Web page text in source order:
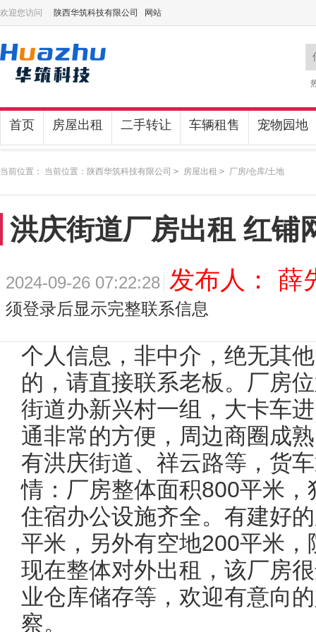
欢迎您访问 陕西华筑科技有限公司 网站
首页 房屋出租 二手转让 车辆租售 宠物园地
当前位置： 当前位置： 陕西华筑科技有限公司 > 房屋出租 > 厂房/仓库/土地
洪庆街道厂房出租 红铺
2024-09-26 07:22:28 发布人： 薛
须登录后显示完整联系信息
个人信息，非中介，绝无其
的，请直接联系老板。厂房
街道办新兴村一组，大卡车
通非常的方便，周边商圈成
有洪庆街道、祥云路等，货
情：厂房整体面积800平米
住宿办公设施齐全。有建好
平米，另外有空地200平米
现在整体对外出租，该厂房
业仓库储存等，欢迎有意向
察。